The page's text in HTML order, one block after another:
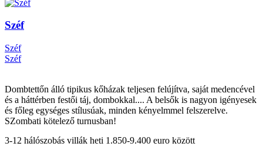
Széf
Széf
Széf
Dombtettőn álló tipikus kőházak teljesen felújítva, saját medencével
és a háttérben festői táj, dombokkal.... A belsők is nagyon igényesek
és főleg egységes stílusúak, minden kényelmmel felszerelve.
SZombati kötelező turnusban!
3-12 hálószobás villák heti 1.850-9.400 euro között